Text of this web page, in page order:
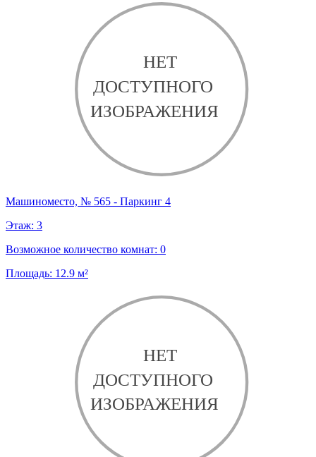
Машиноместо, № 565 - Паркинг 4
Этаж: 3
Возможное количество комнат: 0
Площадь: 12.9 м²